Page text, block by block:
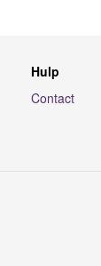
Hulp
Contact